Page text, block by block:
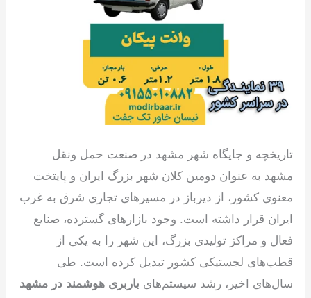
تاریخچه و جایگاه شهر مشهد در صنعت حمل ونقل
مشهد به عنوان دومین کلان شهر بزرگ ایران و پایتخت
معنوی کشور، از دیرباز در مسیرهای تجاری شرق به غرب
ایران قرار داشته است. وجود بازارهای گسترده، صنایع
فعال و مراکز تولیدی بزرگ، این شهر را به یکی از
قطب‌های لجستیکی کشور تبدیل کرده است. طی
سال‌های اخیر، رشد سیستم‌های باربری هوشمند در مشهد